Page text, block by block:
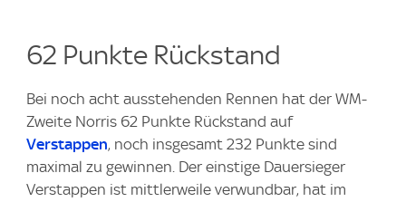
62 Punkte Rückstand
Bei noch acht ausstehenden Rennen hat der WM-
Zweite Norris 62 Punkte Rückstand auf
Verstappen, noch insgesamt 232 Punkte sind
maximal zu gewinnen. Der einstige Dauersieger
Verstappen ist mittlerweile verwundbar, hat im